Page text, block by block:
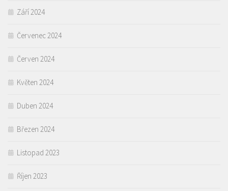
Září 2024
Červenec 2024
Červen 2024
Květen 2024
Duben 2024
Březen 2024
Listopad 2023
Říjen 2023